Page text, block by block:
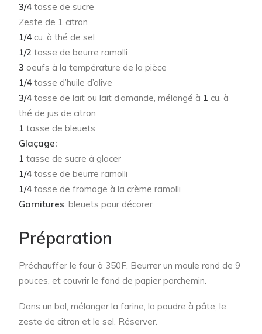
3/4 tasse de sucre
Zeste de 1 citron
1/4 cu. à thé de sel
1/2 tasse de beurre ramolli
3 oeufs à la température de la pièce
1/4 tasse d’huile d’olive
3/4 tasse de lait ou lait d’amande, mélangé à 1 cu. à
thé de jus de citron
1 tasse de bleuets
Glaçage:
1 tasse de sucre à glacer
1/4 tasse de beurre ramolli
1/4 tasse de fromage à la crème ramolli
Garnitures: bleuets pour décorer
Préparation
Préchauffer le four à 350F. Beurrer un moule rond de 9
pouces, et couvrir le fond de papier parchemin.
Dans un bol, mélanger la farine, la poudre à pâte, le
zeste de citron et le sel. Réserver.